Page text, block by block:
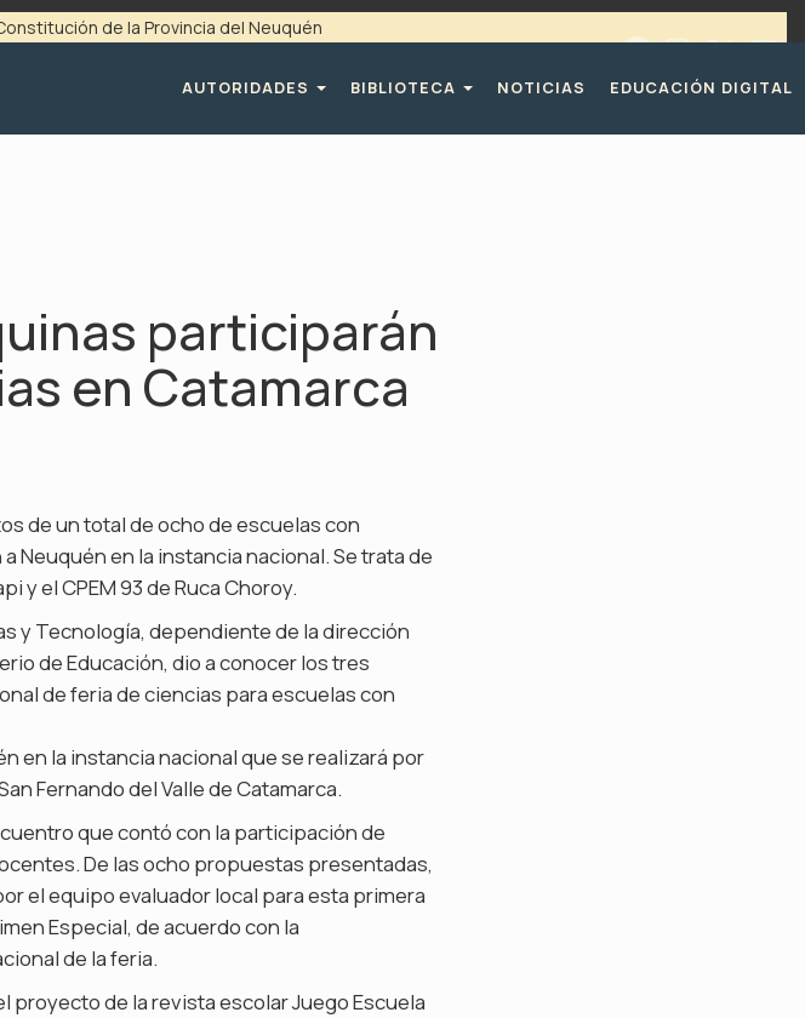
de la Provincia del Neuquén
AUTORIDADES
BIBLIOTECA NOTICIAS EDUCACIÓN DIGITAL
participarán
en Catamarca
de un total de ocho de escuelas con
en la instancia nacional. Se trata de
y el CPEM 93 de Ruca Choroy.
y Tecnología, dependiente de la dirección
de Educación, dio a conocer los tres
de feria de ciencias para escuelas con
en la instancia nacional que se realizará por
Fernando del Valle de Catamarca.
que contó con la participación de
De las ocho propuestas presentadas,
el equipo evaluador local para esta primera
Especial, de acuerdo con la
de la feria.
proyecto de la revista escolar Juego Escuela